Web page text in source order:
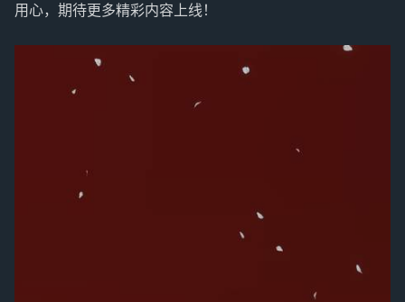
用心，期待更多精彩内容上线！